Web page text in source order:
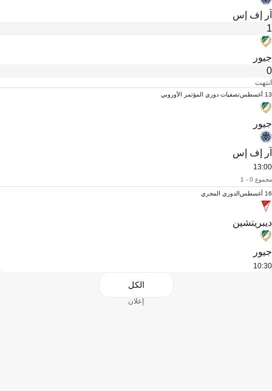
آر إف إس
1
جيور
0
انتهت
13 أغسطس تصفيات دوري المؤتمر الأوروبي
جيور
آر إف إس
13:00
مجموع 0 - 1
16 أغسطس الدوري المجري
ديبريتشين
جيور
10:30
الكل
إعلان